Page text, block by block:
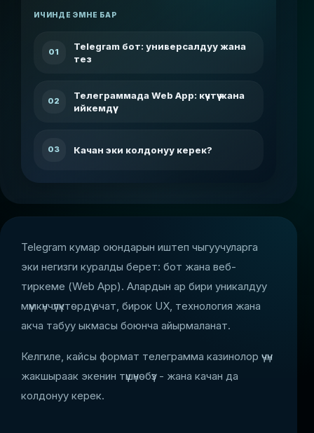
ИЧИНДЕ ЭМНЕ БАР
01
Telegram бот: универсалдуу жана
тез
02
Телеграммада Web App: күчтүү жана
ийкемдүү
03 Качан эки колдонуу керек?
Telegram кумар оюндарын иштеп чыгуучуларга
эки негизги куралды берет: бот жана веб-
тиркеме (Web App). Алардын ар бири уникалдуу
мүмкүнчүлүктөрдү ачат, бирок UX, технология жана
акча табуу ыкмасы боюнча айырмаланат.
Келгиле, кайсы формат телеграмма казинолор үчүн
жакшыраак экенин түшүнөбүз - жана качан да
колдонуу керек.